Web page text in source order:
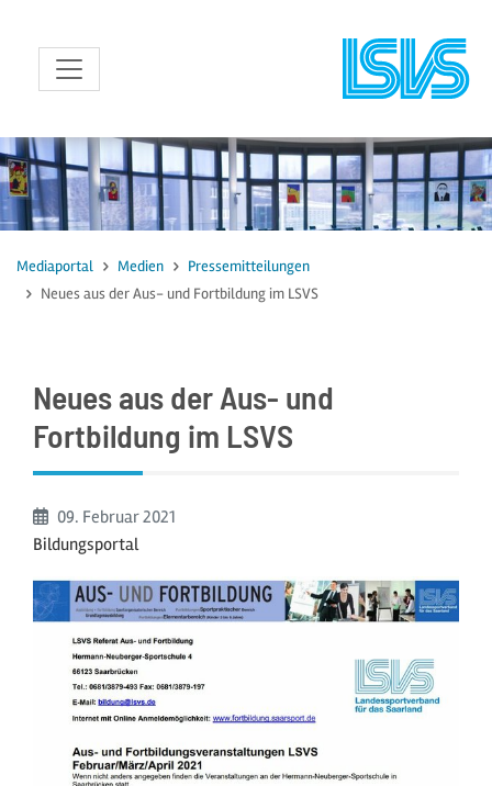
zum Inhalt
Mediaportal Medien
Pressemitteilungen
Neues aus der Aus- und Fortbildung im LSVS
Neues aus der Aus- und
Fortbildung im LSVS
Beginn:
09. Februar2021
Bildungsportal